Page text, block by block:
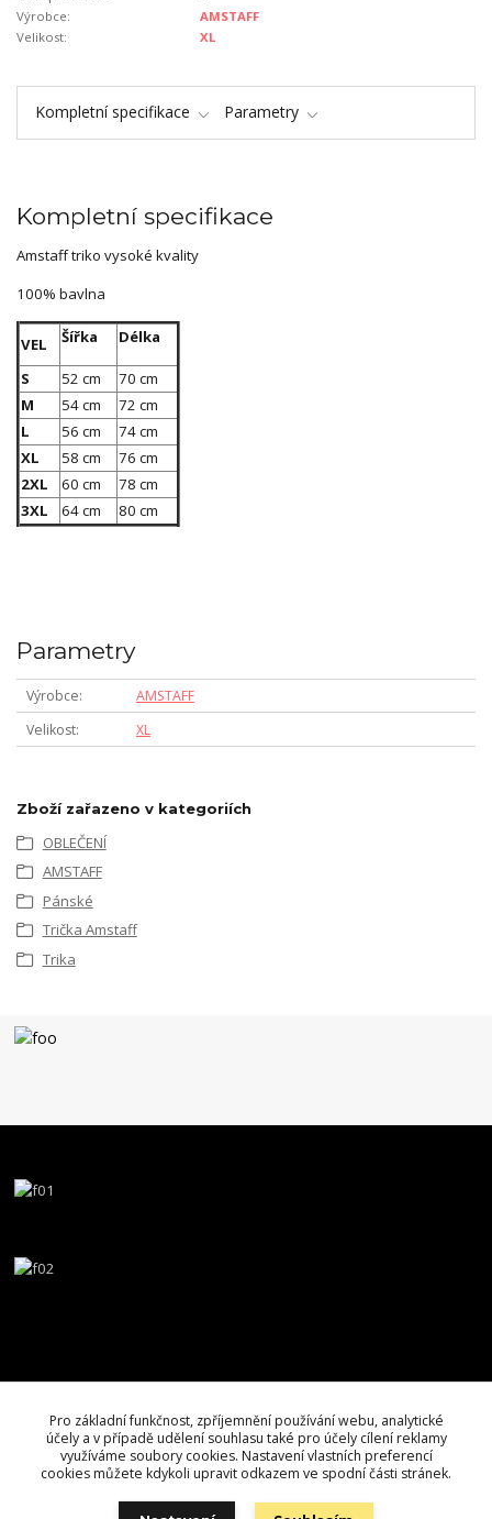
Výrobce:
AMSTAFF
Velikost:
XL
Kompletní specifikace Parametry
Kompletní specifikace
Amstaff triko vysoké kvality
100% bavlna
VEL Šířka Délka
S 52 cm
70 cm
M
54 cm
72 cm
L
56 cm
74 cm
XL
58 cm
76 cm
2XL
60 cm
78 cm
3XL
64 cm 80 cm
Parametry
Výrobce
AMSTAFF
Velikost
XL
Zboží zařazeno v kategoriích
OBLEČENÍ
AMSTAFF
Pánské
Trička Amstaff
Trika
Pro základní funkčnost, zpříjemnění používání webu, analytické
účely a v případě udělení souhlasu také pro účely cílení reklamy
využíváme soubory cookies. Nastavení vlastních preferencí
cookies můžete kdykoli upravit odkazem ve spodní části stránek.